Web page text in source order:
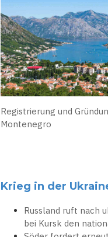
Registrierung und
Montenegro
Krieg in der
Russland ruft nach
bei Kursk den